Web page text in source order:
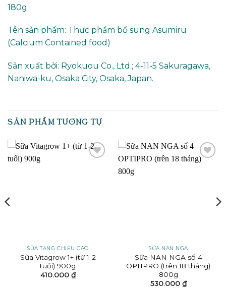
180g
Tên sản phẩm: Thực phẩm bổ sung Asumiru
(Calcium Contained food)
Sản xuất bởi: Ryokuou Co., Ltd.; 4-11-5 Sakuragawa,
Naniwa-ku, Osaka City, Osaka, Japan.
SẢN PHẨM TƯƠNG TỰ
SỮA TĂNG CHIỀU CAO
Sữa Vitagrow 1+ (từ 1-2
tuổi) 900g
410.000 ₫
Add to
SỮA NAN NGA
Sữa NAN NGA số 4
OPTIPRO (trên 18 tháng)
800g
530.000 ₫